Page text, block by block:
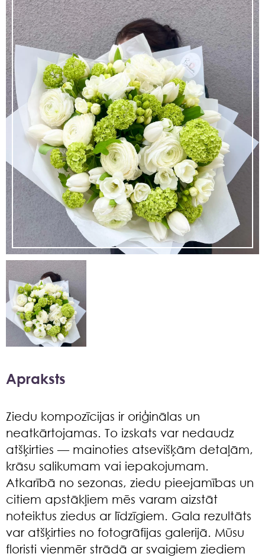
Apraksts
Ziedu kompozīcijas ir oriģinālas un
neatkārtojamas. To izskats var nedaudz
atšķirties — mainoties atsevišķām detaļām,
krāsu salikumam vai iepakojumam.
Atkarībā no sezonas, ziedu pieejamības un
citiem apstākļiem mēs varam aizstāt
noteiktus ziedus ar līdzīgiem. Gala rezultāts
var atšķirties no fotogrāfijas galerijā. Mūsu
floristi vienmēr strādā ar svaigiem ziediem